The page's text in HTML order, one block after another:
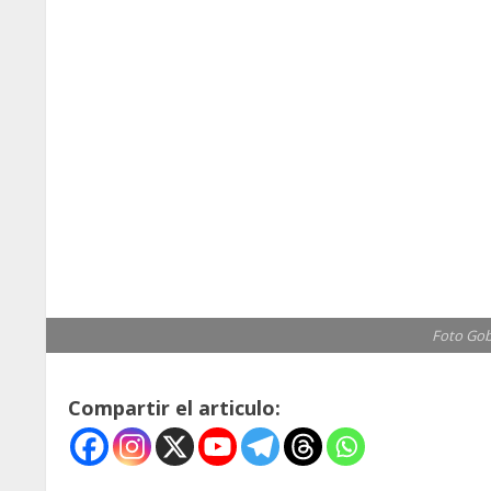
Foto
Compartir el articulo: